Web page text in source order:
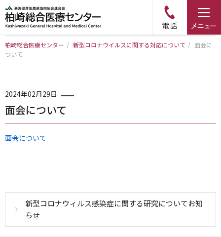
診療科・部門のご案内
アクセス
入院のご案内
人間ドックのご案内
柏崎総合医療センター / 新型コロナウイルスに関する対応について / 面会に
ついて
2024年02月29日
面会について
面会について
新型コロナウィルス感染症に関する研究についてお知
らせ